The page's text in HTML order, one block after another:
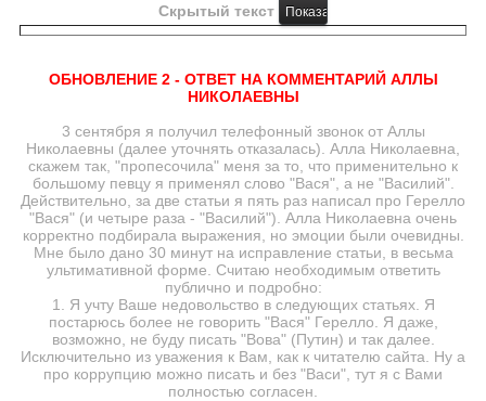
Скрытый текст
ОБНОВЛЕНИЕ 2 - ОТВЕТ НА КОММЕНТАРИЙ АЛЛЫ
НИКОЛАЕВНЫ
3 сентября я получил телефонный звонок от Аллы
Николаевны (далее уточнять отказалась). Алла Николаевна,
скажем так, "пропесочила" меня за то, что применительно к
большому певцу я применял слово "Вася", а не "Василий".
Действительно, за две статьи я пять раз написал про Герелло
"Вася" (и четыре раза - "Василий"). Алла Николаевна очень
корректно подбирала выражения, но эмоции были очевидны.
Мне было дано 30 минут на исправление статьи, в весьма
ультимативной форме. Считаю необходимым ответить
публично и подробно:
1. Я учту Ваше недовольство в следующих статьях. Я
постарюсь более не говорить "Вася" Герелло. Я даже,
возможно, не буду писать "Вова" (Путин) и так далее.
Исключительно из уважения к Вам, как к читателю сайта. Ну а
про коррупцию можно писать и без "Васи", тут я с Вами
полностью согласен.